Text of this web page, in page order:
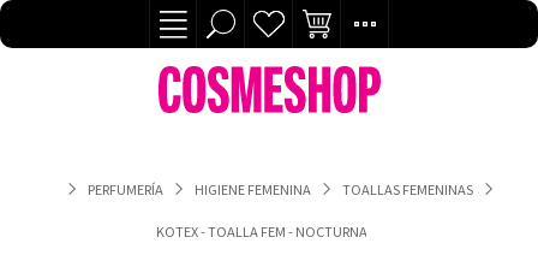
PERFUMERÍA HIGIENE FEMENINA TOALLAS FEMENINAS
KOTEX - TOALLA FEM - NOCTURNA - 8 UN - PCK 3 X 2